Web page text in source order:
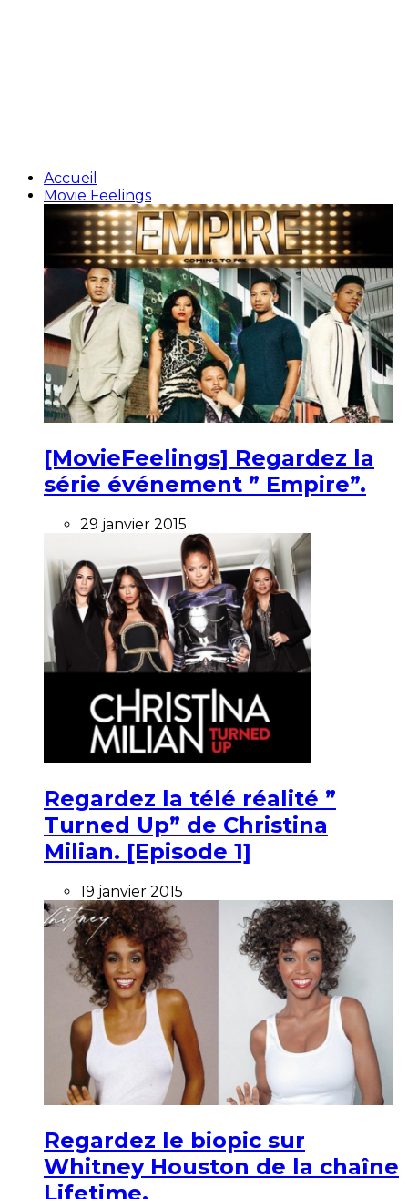
Accueil
Movie Feelings
[MovieFeelings] Regardez la
série événement ” Empire”.
29 janvier 2015
Regardez la télé réalité ”
Turned Up” de Christina
Milian. [Episode 1]
19 janvier 2015
Regardez le biopic sur
Whitney Houston de la chaîne
Lifetime.